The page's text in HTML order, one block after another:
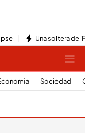
Una soltera de
Sociedad